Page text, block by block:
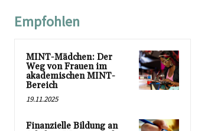
Empfohlen
MINT-Mädchen: Der
Weg von Frauen im
akademischen MINT-
Bereich
19.11.2025
Finanzielle Bildung an